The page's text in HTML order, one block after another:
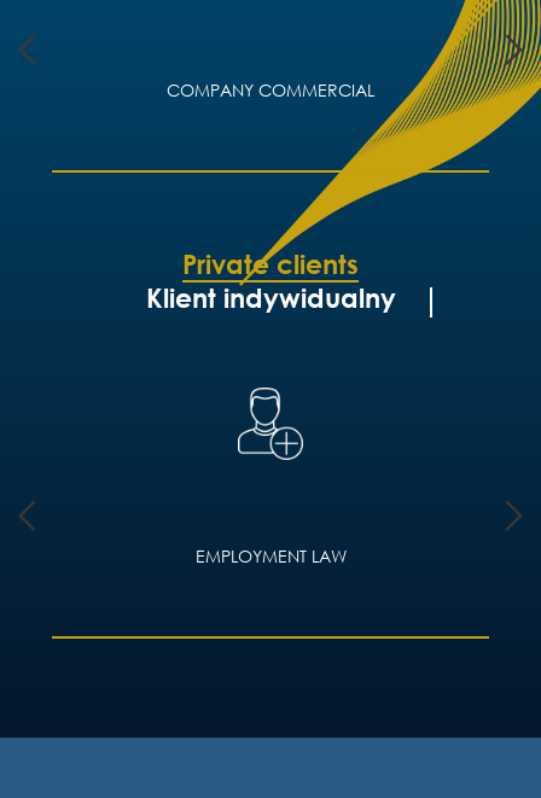
COMPANY COMMERCIAL
Private clients
Klient indywidualny
EMPLOYMENT LAW